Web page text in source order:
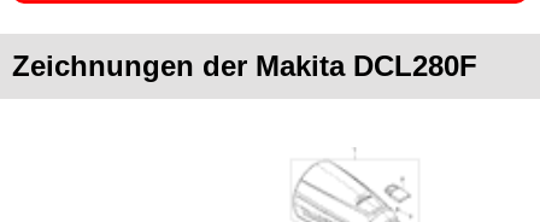
Zeichnungen der Makita DCL280F